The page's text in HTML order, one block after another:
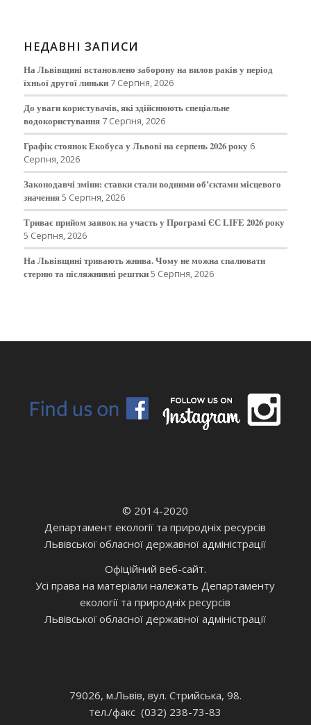
НЕДАВНІ ЗАПИСИ
На Львівщині встановлено заборону на вилов раків у період
їхньої другої линьки 7 Серпня, 2026
До уваги користувачів, які здійснюють спеціальне
водокористування 7 Серпня, 2026
Графік стоянок Екобуса у Львові на серпень 2026 року 6
Серпня, 2026
Законодавчі зміни: ставки стали водними об’єктами місцевого
значення5 Серпня, 2026
Триває прийом заявок на участь у Програмі ЄС LIFE 2026 року
5 Серпня, 2026
На Львівщині тривають жнива. Чому не можна спалювати
стерню та післяжнивні рештки5 Серпня, 2026
© 2014-2020
Департамент екології та природніх ресурсів
Львівської обласної державної адміністрації
Офіційний веб-сайт.
Усі права на матеріали належать Департаменту
екології та природніх ресурсів
Львівської обласної державної адміністрації
79026, м.Львів, вул. Стрийська, 98.
тел./факс (032) 238-73-83